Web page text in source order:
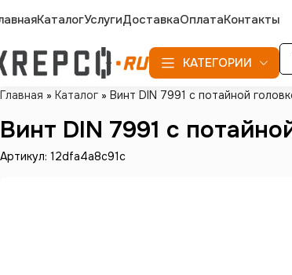
КаталогУслугиДоставкаОплатаКонтакты
КАТЕГОРИИ
Главная » Каталог » Винт DIN 7991 с потайной
Винт DIN 7991 с
Артикул: 12dfa4a8c91c